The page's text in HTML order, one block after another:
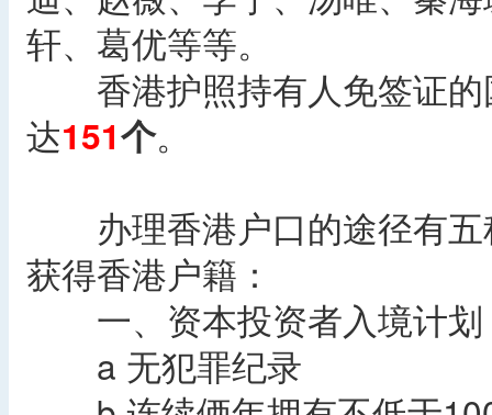
轩、葛优等等。
香港护照持有人免签证的
达151个。
办理香港户口的途径有五
获得香港户籍：
一、资本投资者入境计划
a 无犯罪纪录